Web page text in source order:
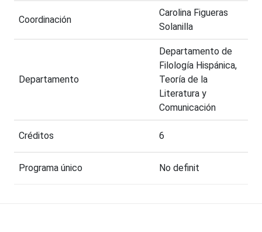
Coordinación
Carolina Figueras
Solanilla
Departamento
Departamento de
Filología Hispánica,
Teoría de la
Literatura y
Comunicación
Créditos 6
Programa único No definit